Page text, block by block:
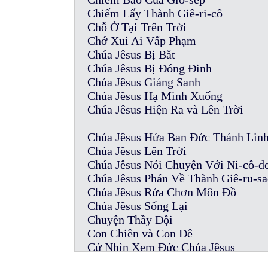
Chiếm Lấy Thành Giê-ri-cô
Chỗ Ở Tại Trên Trời
Chớ Xui Ai Vấp Phạm
Chúa Jêsus Bị Bắt
Chúa Jêsus Bị Đóng Đinh
Chúa Jêsus Giáng Sanh
Chúa Jêsus Hạ Mình Xuống
Chúa Jêsus Hiện Ra và Lên Trời
Chúa Jêsus Hứa Ban Đức Thánh Linh
Chúa Jêsus Lên Trời
Chúa Jêsus Nói Chuyện Với Ni-cô-
Chúa Jêsus Phán Về Thành Giê-ru-
Chúa Jêsus Rửa Chơn Môn Đồ
Chúa Jêsus Sống Lại
Chuyện Thầy Đội
Con Chiên và Con Dê
Cứ Nhìn Xem Đức Chúa Jêsus